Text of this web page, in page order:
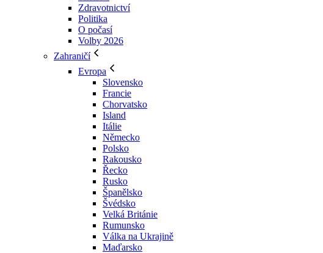
Zdravotnictví
Politika
O počasí
Volby 2026
Zahraničí
Evropa
Slovensko
Francie
Chorvatsko
Island
Itálie
Německo
Polsko
Rakousko
Řecko
Rusko
Španělsko
Švédsko
Velká Británie
Rumunsko
Válka na Ukrajině
Maďarsko